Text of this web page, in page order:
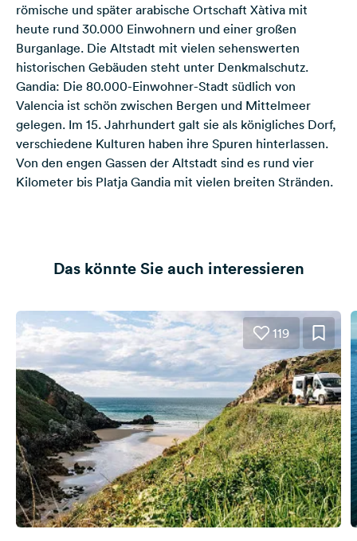
römische und später arabische Ortschaft Xàtiva mit
heute rund 30.000 Einwohnern und einer großen
Burganlage. Die Altstadt mit vielen sehenswerten
historischen Gebäuden steht unter Denkmalschutz.
Gandia: Die 80.000-Einwohner-Stadt südlich von
Valencia ist schön zwischen Bergen und Mittelmeer
gelegen. Im 15. Jahrhundert galt sie als königliches Dorf,
verschiedene Kulturen haben ihre Spuren hinterlassen.
Von den engen Gassen der Altstadt sind es rund vier
Kilometer bis Platja Gandia mit vielen breiten Stränden.
Das könnte Sie auch interessieren
119